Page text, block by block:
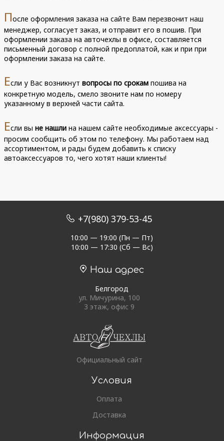
После оформления заказа на сайте Вам перезвонит наш
менеджер, согласует заказ, и отправит его в пошив. При
оформлении заказа на авточехлы в офисе, составляется
письменный договор с полной предоплатой, как и при при
оформлении заказа на сайте.
Если у Вас возникнутвопросы по срокам пошива на
конкретную модель, смело звоните нам по номеру
указанному в верхней части сайта.
Если выне нашлина нашем сайте необходимые аксессуары -
просим сообщить об этом по телефону. Мы работаем над
ассортиментом, и рады будем добавить к списку
автоаксессуаров то, чего хотят наши клиенты!
+7(980) 379-53-45
10:00 — 19:00 (Пн — Пт)
10:00 — 17:30 (Сб — Вс)
Наш адрес
Белгород
ул. Мичурина, 100
3 этаж, офис 9
Официальный сайт
Условия
Оплата
Доставка
Информация